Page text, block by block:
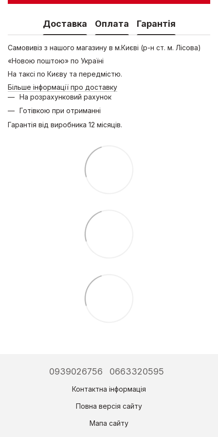
Доставка Оплата Гарантія
Самовивіз з нашого магазину в м.Києві (р-н ст. м. Лісова)
«Новою поштою» по Україні
На таксі по Києву та передмістю.
Більше інформації про доставку
На розрахунковий рахунок
Готівкою при отриманні
Гарантія від виробника 12 місяців.
0939026756 0663320595
Контактна інформація
Повна версія сайту
Мапа сайту